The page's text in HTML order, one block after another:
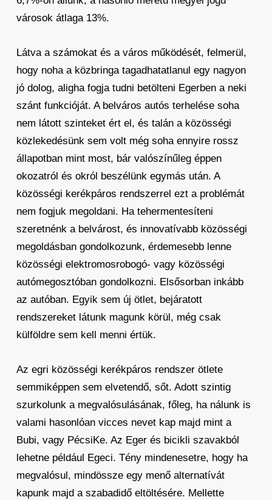
városok átlaga 13%.
Látva a számokat és a város működését, felmerül,
hogy noha a közbringa tagadhatatlanul egy nagyon
jó dolog, aligha fogja tudni betölteni Egerben a neki
szánt funkcióját. A belváros autós terhelése soha
nem látott szinteket ért el, és talán a közösségi
közlekedésünk sem volt még soha ennyire rossz
állapotban mint most, bár valószínűleg éppen
okozatról és okról beszélünk egymás után. A
közösségi kerékpáros rendszerrel ezt a problémát
nem fogjuk megoldani. Ha tehermentesíteni
szeretnénk a belvárost, és innovatívabb közösségi
megoldásban gondolkozunk, érdemesebb lenne
közösségi elektromosrobogó- vagy közösségi
autómegosztóban gondolkozni. Elsősorban inkább
az autóban. Egyik sem új ötlet, bejáratott
rendszereket látunk magunk körül, még csak
külföldre sem kell menni értük.
Az egri közösségi kerékpáros rendszer ötlete
semmiképpen sem elvetendő, sőt. Adott szintig
szurkolunk a megvalósulásának, főleg, ha nálunk is
valami hasonlóan vicces nevet kap majd mint a
Bubi, vagy PécsiKe. Az Eger és bicikli szavakból
lehetne például Egeci. Tény mindenesetre, hogy ha
megvalósul, mindössze egy menő alternatívát
kapunk majd a szabadidő eltöltésére. Mellette